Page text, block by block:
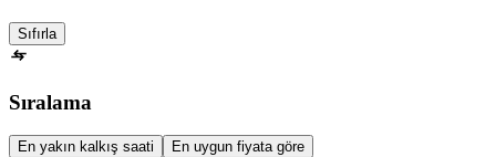
Sıfırla
Sıralama
En yakın kalkış saati En uygun fiyata göre